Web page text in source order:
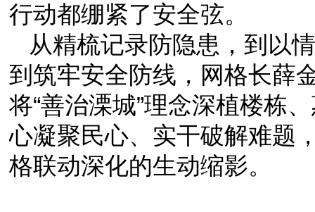
行动都绷紧了安全弦。
从精梳记录防隐患，到以
到筑牢安全防线，网格长薛
将“善治溧城”理念深植楼栋
心凝聚民心、实干破解难题
格联动深化的生动缩影。